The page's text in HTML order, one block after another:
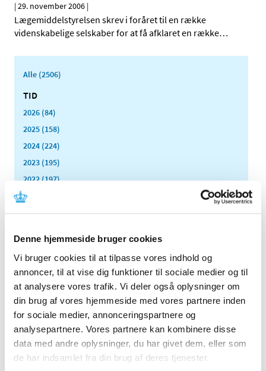
Denne hjemmeside bruger cookies
Vi bruger cookies til at tilpasse vores indhold og
annoncer, til at vise dig funktioner til sociale medier og til
at analysere vores trafik. Vi deler også oplysninger om
din brug af vores hjemmeside med vores partnere inden
for sociale medier, annonceringspartnere og
analysepartnere. Vores partnere kan kombinere disse
data med andre oplysninger, du har givet dem, eller som
de har indsamlet fra din brug af deres tjenester.
|29. november 2006 |
Lægemiddelstyrelsen skrev i foråret til en række
videnskabelige selskaber for at få afklaret en række…
Alle (2506)
TID
2026 (84)
2025 (158)
2024 (224)
2023 (195)
2022 (197)
2021 (516)
2020 (263)
2018 (150)
2017 (167)
2016 (167)
2015 (33)
2014 (44)
2013 (49)
2012 (44)
2011 (13)